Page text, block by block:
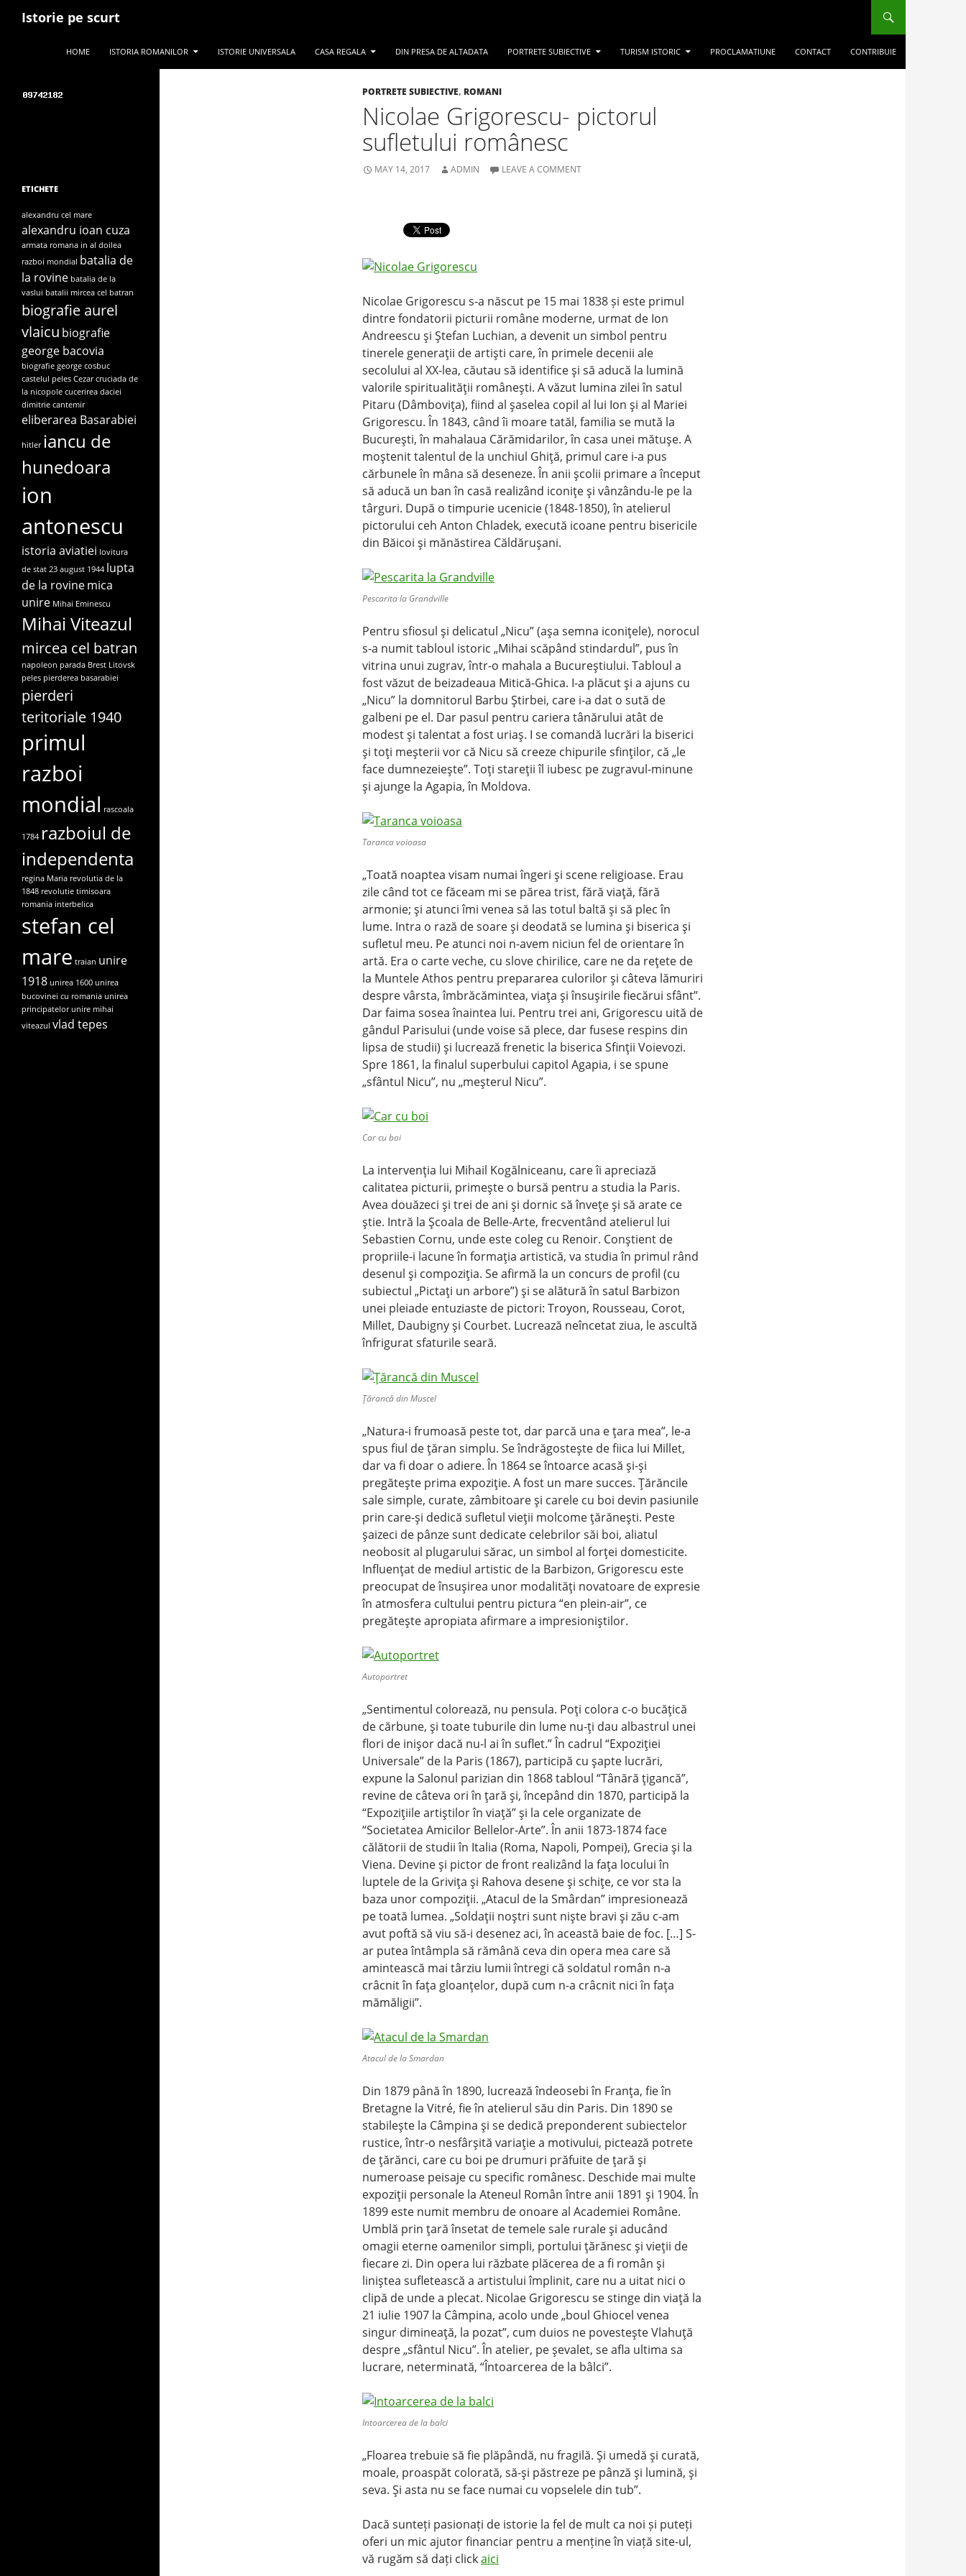
Istorie pe scurt
HOME
ISTORIA ROMANILOR ISTORIE UNIVERSALA CASA REGALA DIN PRESA DE ALTADATA PORTRETE SUBIECTIVE TURISM ISTORIC PROCLAMATIUNE CONTACT CONTRIBUIE
PORTRETE SUBIECTIVE, ROMANI
Nicolae Grigorescu- pictorul
sufletului românesc
MAY 14, 2017 ADMIN LEAVE A COMMENT
Nicolae Grigorescu s-a născut pe 15 mai 1838 și este primul
dintre fondatorii picturii române moderne, urmat de Ion
Andreescu şi Ştefan Luchian, a devenit un simbol pentru
tinerele generaţii de artişti care, în primele decenii ale
secolului al XX-lea, căutau să identifice şi să aducă la lumină
valorile spiritualităţii româneşti. A văzut lumina zilei în satul
Pitaru (Dâmboviţa), fiind al şaselea copil al lui Ion şi al Mariei
Grigorescu. În 1843, când îi moare tatăl, familia se mută la
Bucureşti, în mahalaua Cărămidarilor, în casa unei mătuşe. A
moştenit talentul de la unchiul Ghiţă, primul care i-a pus
cărbunele în mâna să deseneze. În anii şcolii primare a început
să aducă un ban în casă realizând iconiţe şi vânzându-le pe la
târguri. După o timpurie ucenicie (1848-1850), în atelierul
pictorului ceh Anton Chladek, execută icoane pentru bisericile
din Băicoi şi mănăstirea Căldăruşani.
Pescarita la Grandville
Pentru sfiosul şi delicatul „Nicu” (aşa semna iconiţele), norocul
s-a numit tabloul istoric „Mihai scăpând stindardul”, pus în
vitrina unui zugrav, într-o mahala a Bucureştiului. Tabloul a
fost văzut de beizadeaua Mitică-Ghica. I-a plăcut şi a ajuns cu
„Nicu” la domnitorul Barbu Ştirbei, care i-a dat o sută de
galbeni pe el. Dar pasul pentru cariera tânărului atât de
modest şi talentat a fost uriaş. I se comandă lucrări la biserici
şi toţi meşterii vor că Nicu să creeze chipurile sfinţilor, că „le
face dumnezeieşte”. Toţi stareţii îl iubesc pe zugravul-minune
şi ajunge la Agapia, în Moldova.
Taranca voioasa
„Toată noaptea visam numai îngeri şi scene religioase. Erau
zile când tot ce făceam mi se părea trist, fără viaţă, fără
armonie; şi atunci îmi venea să las totul baltă şi să plec în
lume. Intra o rază de soare şi deodată se lumina şi biserica şi
sufletul meu. Pe atunci noi n-avem niciun fel de orientare în
artă. Era o carte veche, cu slove chirilice, care ne da reţete de
la Muntele Athos pentru prepararea culorilor şi câteva lămuriri
despre vârsta, îmbrăcămintea, viaţa şi însuşirile fiecărui sfânt”.
Dar faima sosea înaintea lui. Pentru trei ani, Grigorescu uită de
gândul Parisului (unde voise să plece, dar fusese respins din
lipsa de studii) şi lucrează frenetic la biserica Sfinţii Voievozi.
Spre 1861, la finalul superbului capitol Agapia, i se spune
„sfântul Nicu”, nu „meşterul Nicu”.
Car cu boi
La intervenţia lui Mihail Kogălniceanu, care îi apreciază
calitatea picturii, primeşte o bursă pentru a studia la Paris.
Avea douăzeci şi trei de ani şi dornic să înveţe şi să arate ce
ştie. Intră la Şcoala de Belle-Arte, frecventând atelierul lui
Sebastien Cornu, unde este coleg cu Renoir. Conştient de
propriile-i lacune în formaţia artistică, va studia în primul rând
desenul şi compoziţia. Se afirmă la un concurs de profil (cu
subiectul „Pictaţi un arbore”) şi se alătură în satul Barbizon
unei pleiade entuziaste de pictori: Troyon, Rousseau, Corot,
Millet, Daubigny şi Courbet. Lucrează neîncetat ziua, le ascultă
înfrigurat sfaturile seară.
Ţărancă din Muscel
„Natura-i frumoasă peste tot, dar parcă una e ţara mea”, le-a
spus fiul de ţăran simplu. Se îndrăgosteşte de fiica lui Millet,
dar va fi doar o adiere. În 1864 se întoarce acasă şi-şi
pregăteşte prima expoziţie. A fost un mare succes. Ţărăncile
sale simple, curate, zâmbitoare şi carele cu boi devin pasiunile
prin care-şi dedică sufletul vieţii molcome ţărăneşti. Peste
şaizeci de pânze sunt dedicate celebrilor săi boi, aliatul
neobosit al plugarului sărac, un simbol al forţei domesticite.
Influenţat de mediul artistic de la Barbizon, Grigorescu este
preocupat de însuşirea unor modalităţi novatoare de expresie
în atmosfera cultului pentru pictura “en plein-air”, ce
pregăteşte apropiata afirmare a impresioniştilor.
Autoportret
„Sentimentul colorează, nu pensula. Poţi colora c-o bucăţică
de cărbune, şi toate tuburile din lume nu-ţi dau albastrul unei
flori de inişor dacă nu-l ai în suflet.” În cadrul “Expoziţiei
Universale” de la Paris (1867), participă cu şapte lucrări,
expune la Salonul parizian din 1868 tabloul “Tânără ţigancă”,
revine de câteva ori în ţară şi, începând din 1870, participă la
“Expoziţiile artiştilor în viaţă” şi la cele organizate de
“Societatea Amicilor Bellelor-Arte”. În anii 1873-1874 face
călătorii de studii în Italia (Roma, Napoli, Pompei), Grecia şi la
Viena. Devine şi pictor de front realizând la faţa locului în
luptele de la Griviţa şi Rahova desene şi schiţe, ce vor sta la
baza unor compoziţii. „Atacul de la Smârdan” impresionează
pe toată lumea. „Soldaţii noştri sunt nişte bravi şi zău c-am
avut poftă să viu să-i desenez aci, în această baie de foc. […] S-
ar putea întâmpla să rămână ceva din opera mea care să
amintească mai târziu lumii întregi că soldatul român n-a
crâcnit în faţa gloanţelor, după cum n-a crâcnit nici în faţa
mămăligii”.
Atacul de la Smardan
Din 1879 până în 1890, lucrează îndeosebi în Franţa, fie în
Bretagne la Vitré, fie în atelierul său din Paris. Din 1890 se
stabileşte la Câmpina şi se dedică preponderent subiectelor
rustice, într-o nesfârşită variaţie a motivului, pictează potrete
de ţărănci, care cu boi pe drumuri prăfuite de ţară şi
numeroase peisaje cu specific românesc. Deschide mai multe
expoziţii personale la Ateneul Român între anii 1891 şi 1904. În
1899 este numit membru de onoare al Academiei Române.
Umblă prin ţară însetat de temele sale rurale şi aducând
omagii eterne oamenilor simpli, portului ţărănesc şi vieţii de
fiecare zi. Din opera lui răzbate plăcerea de a fi român şi
liniştea sufletească a artistului împlinit, care nu a uitat nici o
clipă de unde a plecat. Nicolae Grigorescu se stinge din viaţă la
21 iulie 1907 la Câmpina, acolo unde „boul Ghiocel venea
singur dimineaţă, la pozat”, cum duios ne povesteşte Vlahuţă
despre „sfântul Nicu”. În atelier, pe şevalet, se afla ultima sa
lucrare, neterminată, “Întoarcerea de la bâlci”.
Intoarcerea de la balci
„Floarea trebuie să fie plăpândă, nu fragilă. Şi umedă şi curată,
moale, proaspăt colorată, să-şi păstreze pe pânză şi lumină, şi
seva. Şi asta nu se face numai cu vopselele din tub”.
Dacă sunteți pasionați de istorie la fel de mult ca noi și puteți
oferi un mic ajutor financiar pentru a menține în viață site-ul,
vă rugăm să dați clickaici
ETICHETE
alexandru cel mare
alexandru ioan cuza
armata romana in al doilea
razboi mondial batalia de
la rovine batalia de la
vaslui batalii mircea cel batran
biografie aurel
vlaicu biografie
george bacovia
biografie george cosbuc
castelul peles Cezar cruciada de
la nicopole cucerirea daciei
dimitrie cantemir
eliberarea Basarabiei
hitler iancu de
hunedoara
ion
antonescu
istoria aviatiei lovitura
de stat 23 august 1944 lupta
de la rovinemica
unire Mihai Eminescu
Mihai Viteazul
mircea cel batran
napoleon parada Brest Litovsk
peles pierderea basarabiei
pierderi
teritoriale 1940
primul
razboi
mondial rascoala
1784 razboiul de
independenta
regina Maria revolutia de la
1848 revolutie timisoara
romania interbelica
stefan cel
mare traian unire
1918 unirea 1600 unirea
bucovinei cu romania unirea
principatelor unire mihai
viteazul vlad tepes